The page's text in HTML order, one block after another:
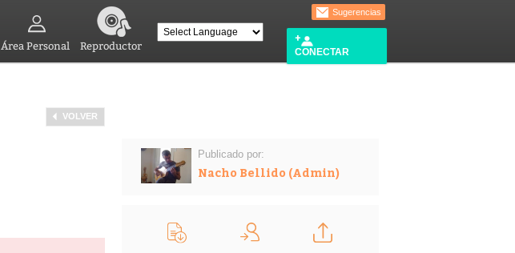
Área Personal Reproductor
Sugerencias
CONECTAR
VOLVER
Publicado por:
Nacho Bellido (Admin)